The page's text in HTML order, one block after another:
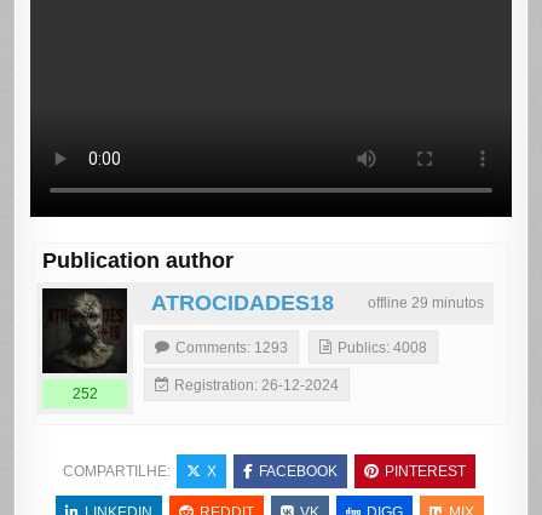
Publication author
offline 29 minutos
ATROCIDADES18
252
Comments: 1293 Publics: 4008
Registration: 26-12-2024
COMPARTILHE: X FACEBOOK PINTEREST